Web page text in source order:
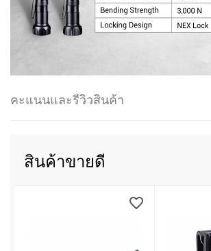
คะแนนและรีวิวสินค้า
สินค้าขายดี